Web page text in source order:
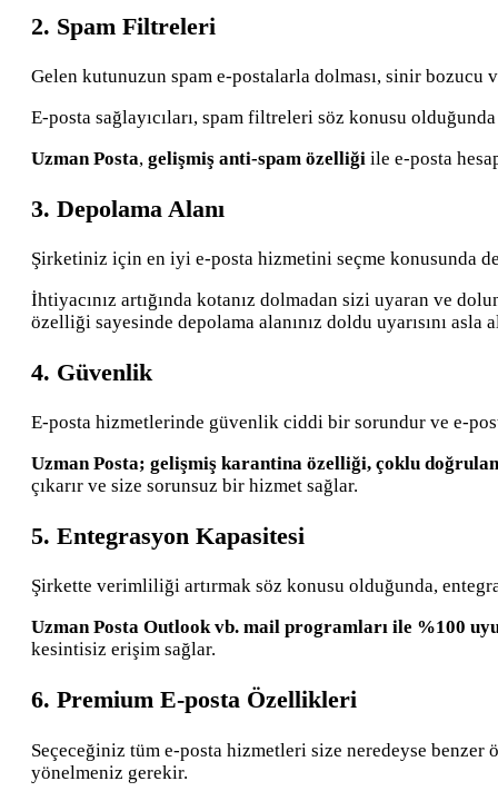
2. Spam Filtreleri
Gelen kutunuzun spam e-postalarla dolması, sinir
E-posta sağlayıcıları, spam filtreleri söz konusu
Uzman Posta, gelişmiş anti-spam özelliği ile e-posta
3. Depolama Alanı
Şirketiniz için en iyi e-posta hizmetini seçme konusunda
İhtiyacınız artığında kotanız dolmadan sizi uyaran ve
özelliği sayesinde depolama alanınız doldu uyarısını
4. Güvenlik
E-posta hizmetlerinde güvenlik ciddi bir sorundur ve e-
Uzman Posta; gelişmiş karantina özelliği, çoklu
çıkarır ve size sorunsuz bir hizmet sağlar.
5. Entegrasyon Kapasitesi
Şirkette verimliliği artırmak söz konusu olduğunda,
Uzman Posta Outlook vb. mail programları ile %100
kesintisiz erişim sağlar.
6. Premium E-posta Özellikleri
Seçeceğiniz tüm e-posta hizmetleri size neredeyse
yönelmeniz gerekir.